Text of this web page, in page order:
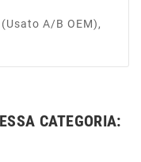
A/B OEM),
CATEGORIA: